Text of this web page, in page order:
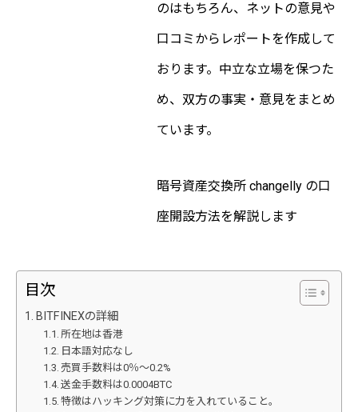
のはもちろん、ネットの意見や
口コミからレポートを作成して
おります。中立な立場を保つた
め、双方の事実・意見をまとめ
ています。
暗号資産交換所 changelly の口
座開設方法を解説します
目次
BITFINEXの詳細
所在地は香港
日本語対応なし
売買手数料は0％～0.2%
送金手数料は0.0004BTC
特徴はハッキング対策に力を入れていること。